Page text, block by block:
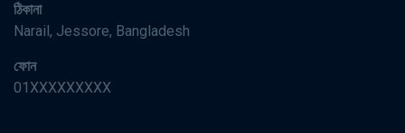
ঠিকানা
Narail, Jessore, Bangladesh
ফোন
01XXXXXXXXX